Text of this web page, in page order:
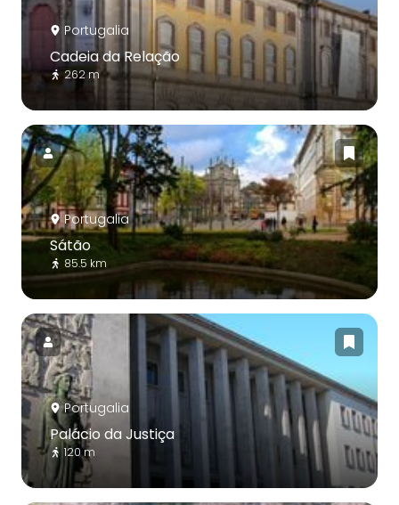
Portugalia
Cadeia da Relação
262 m
Portugalia
Sátão
85.5 km
Portugalia
Palácio da Justiça
120 m